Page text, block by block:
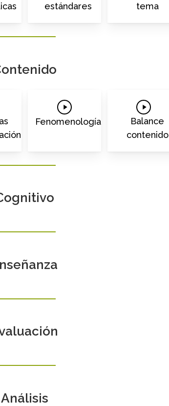
estándares
tema
Play
Video
Fenomenología
Play
Video
Balance
contenido
Análisis